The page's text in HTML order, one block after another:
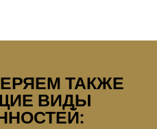
ТАКЖЕ
ВИДЫ